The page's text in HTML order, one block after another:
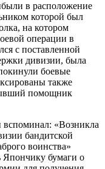
в расположение
которой был
на котором
операции в
с поставленной
дивизии, была
боевые
также
помощник
вспоминал: «Возникла
бандитской
воинства»
бумаги о